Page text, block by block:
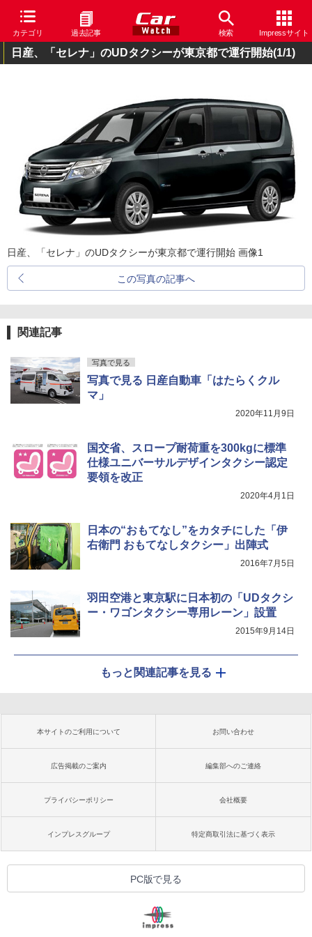
カテゴリ 過去記事 検索 Impressサイト
日産、「セレナ」のUDタクシーが東京都で運行開始(1/1)
日産、「セレナ」のUDタクシーが東京都で運行開始 画像1
この写真の記事へ
関連記事
写真で見る
写真で見る 日産自動車「はたらくクル
マ」
2020年11月9日
国交省、スロープ耐荷重を300kgに標準
仕様ユニバーサルデザインタクシー認定
要領を改正
2020年4月1日
日本の“おもてなし”をカタチにした「伊
右衛門 おもてなしタクシー」出陣式
2016年7月5日
羽田空港と東京駅に日本初の「UDタクシ
ー・ワゴンタクシー専用レーン」設置
2015年9月14日
もっと関連記事を見る
本サイトのご利用について お問い合わせ
広告掲載のご案内 編集部へのご連絡
プライバシーポリシー 会社概要
インプレスグループ 特定商取引法に基づく表示
PC版で見る